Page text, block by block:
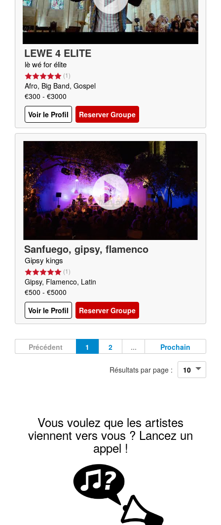
LEWE 4 ELITE
lè wé for élite
(1)
Afro, Big Band, Gospel
€300 - €3000
Voir le Profil
Reserver Groupe
Sanfuego, gipsy, flamenco
Gipsy kings
(1)
Gipsy, Flamenco, Latin
€500 - €5000
Voir le Profil
Reserver Groupe
Précédent 1 2 ... Prochain
Résultats par page :
Vous voulez que les artistes
viennent vers vous ? Lancez un
appel !